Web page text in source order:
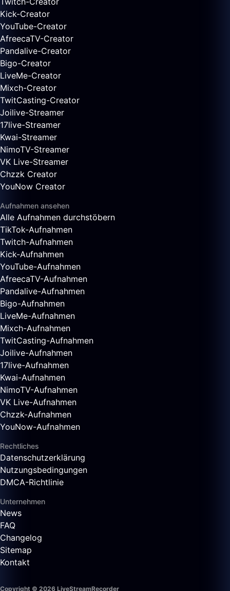
Kick-Creator
YouTube-Creator
AfreecaTV-Creator
Pandalive-Creator
Bigo-Creator
LiveMe-Creator
Mixch-Creator
TwitCasting-Creator
Joilive-Streamer
17live-Streamer
Kwai-Streamer
NimoTV-Streamer
VK Live-Streamer
Chzzk Creator
YouNow Creator
Aufnahmen ansehen
Alle Aufnahmen durchstöbern
TikTok-Aufnahmen
Twitch-Aufnahmen
Kick-Aufnahmen
YouTube-Aufnahmen
AfreecaTV-Aufnahmen
Pandalive-Aufnahmen
Bigo-Aufnahmen
LiveMe-Aufnahmen
Mixch-Aufnahmen
TwitCasting-Aufnahmen
Joilive-Aufnahmen
17live-Aufnahmen
Kwai-Aufnahmen
NimoTV-Aufnahmen
VK Live-Aufnahmen
Chzzk-Aufnahmen
YouNow-Aufnahmen
Rechtliches
Datenschutzerklärung
Nutzungsbedingungen
DMCA-Richtlinie
Unternehmen
News
FAQ
Changelog
Sitemap
Kontakt
Copyright © 2026 LiveStreamRecorder